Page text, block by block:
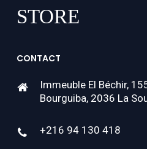
CONTACT
Immeuble El Béchir,
Bourguiba, 2036 La
+216 94 130 418